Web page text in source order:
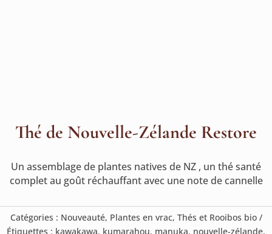
Thé de Nouvelle-Zélande Restore
Un assemblage de plantes natives de NZ , un thé santé
complet au goût réchauffant avec une note de cannelle
Catégories : Nouveauté, Plantes en vrac, Thés et Rooibos bio
Étiquettes : kawakawa, kumarahou, manuka, nouvelle-zélande,